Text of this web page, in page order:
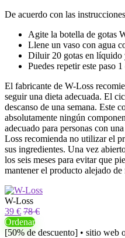
De acuerdo con las
Agite la botella de gotas
Llene un vaso con agua
Diluir 20 gotas en líquido
Puedes repetir este paso
El fabricante de W-Loss
seguir una dieta adecuada. El
descanso de una semana. Este
absolutamente ningún
adecuado para personas con
Loss recomienda no utilizar el
sus ingredientes. Una vez
los seis meses para evitar que
mantener el producto alejado
W-Loss
39 € 78 €
Ordenar
[50% de descuento] • sitio web